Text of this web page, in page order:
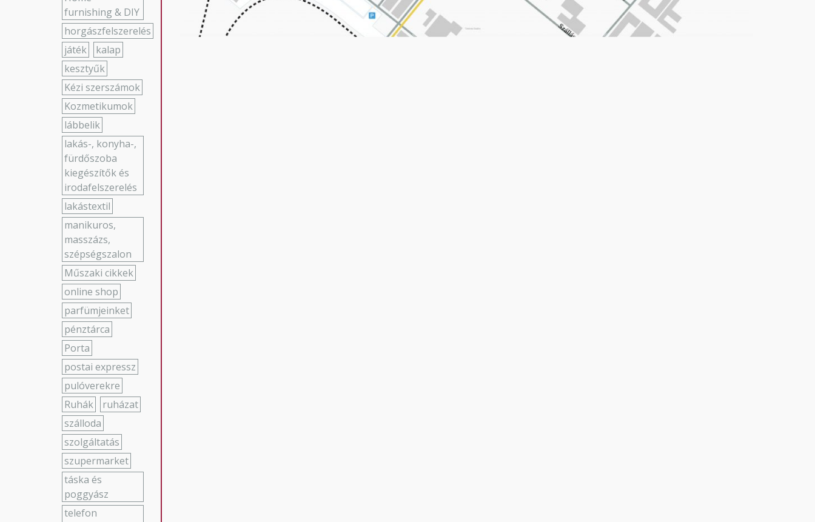
furnishing & DIY
horgászfelszerelés
játék
kalap
kesztyűk
Kézi szerszámok
Kozmetikumok
lábbelik
lakás-, konyha-,
fürdőszoba
kiegészítők és
irodafelszerelés
lakástextil
manikuros,
masszázs,
szépségszalon
Műszaki cikkek
online shop
parfümjeinket
pénztárca
Porta
postai expressz
pulóverekre
Ruhák
ruházat
szálloda
szolgáltatás
szupermarket
táska és
poggyász
telefon